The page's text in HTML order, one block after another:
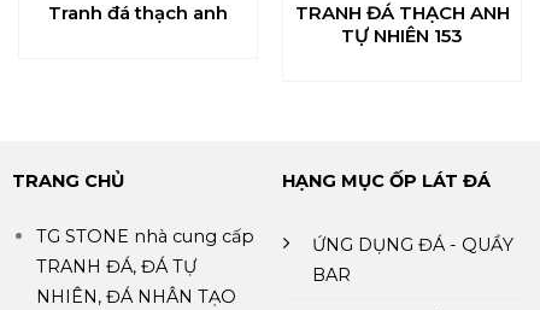
Tranh đá thạch anh
TRANH ĐÁ THẠCH ANH
TỰ NHIÊN 153
TRANG CHỦ
TG STONE nhà cung cấp
TRANH ĐÁ, ĐÁ TỰ
NHIÊN, ĐÁ NHÂN TẠO
HẠNG MỤC ỐP LÁT ĐÁ
ỨNG DỤNG ĐÁ - QUẦY
BAR